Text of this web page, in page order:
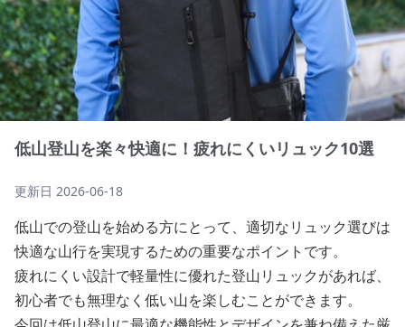
低山登山を楽々快適に！疲れにくいリュック10選
更新日 2026-06-18
低山での登山を始める方にとって、適切なリュック選びは
快適な山行を実現するための重要なポイントです。
疲れにくい設計で軽量性に優れた登山リュックがあれば、
初心者でも無理なく低い山を楽しむことができます。